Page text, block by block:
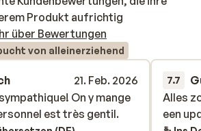
Produkt aufrichtig
über Bewertungen
von alleinerziehend
21. Feb. 2026
On y mange
est très gentil.
On y mange
est très gentil.
7.7
Alles
een
Alles
een